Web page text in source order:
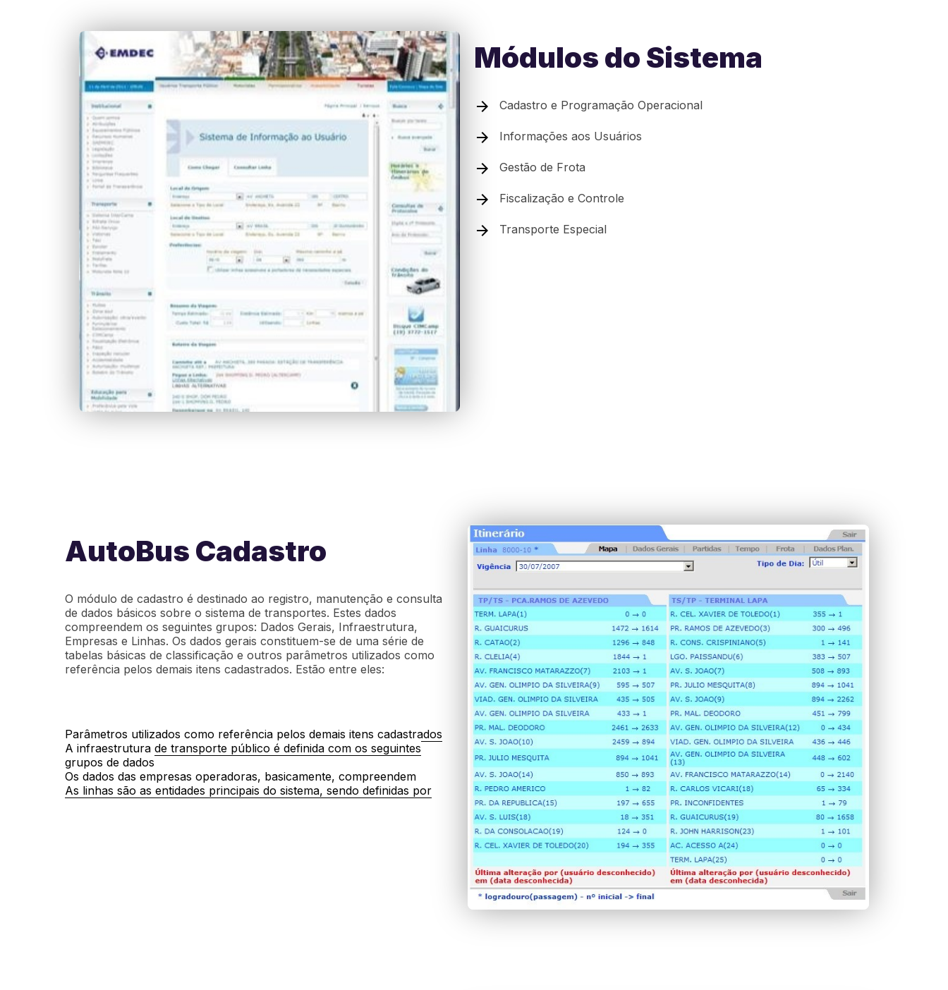
Módulos do Sistema
Cadastro e Programação Operacional
Informações aos Usuários
Gestão de Frota
Fiscalização e Controle
Transporte Especial
AutoBus Cadastro
O módulo de cadastro é destinado ao registro, manutenção e consulta
de dados básicos sobre o sistema de transportes. Estes dados
compreendem os seguintes grupos: Dados Gerais, Infraestrutura,
Empresas e Linhas. Os dados gerais constituem-se de uma série de
tabelas básicas de classificação e outros parâmetros utilizados como
referência pelos demais itens cadastrados. Estão entre eles:
Parâmetros utilizados como referência pelos demais itens cadastrados
Tipos de dias de operação (sábado, domingos, dias, úteis,
etc.)
A infraestrutura de transporte público é definida com os seguintes
grupos de dados
Zonas e Bairros
Os dados das empresas operadoras, basicamente, compreendem
As linhas são as entidades principais do sistema, sendo definidas por